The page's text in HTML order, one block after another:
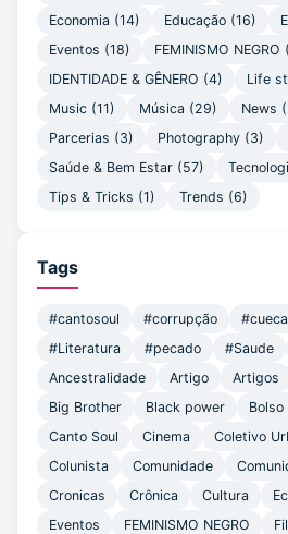
Economia (14) Educação (16)
Eventos (18) FEMINISMO NEGRO
IDENTIDADE & GÊNERO (4) Life
Music (11) Música (29) News
Parcerias (3) Photography (3)
Saúde & Bem Estar (57)
Tips & Tricks (1) Trends (6)
Tags
#cantosoul #corrupção #cueca
#Literatura
#pecado #Saude
Ancestralidade
Artigo Artigos
Big Brother
Black power
Bolso
Canto Soul
Cinema Coletivo
Colunista
Comunidade
Cronicas
Crônica Cultura
Eventos
FEMINISMO NEGRO